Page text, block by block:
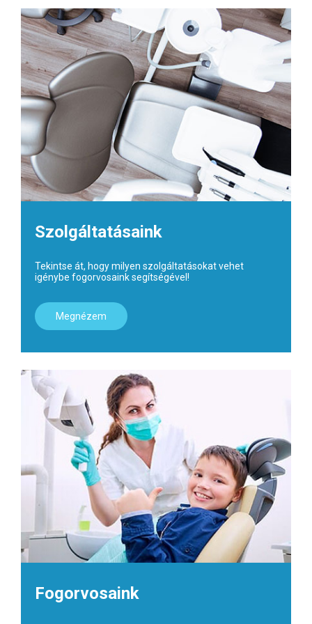
Szolgáltatásaink
Tekintse át, hogy milyen szolgáltatásokat vehet
igénybe fogorvosaink segítségével!
Megnézem
Fogorvosaink